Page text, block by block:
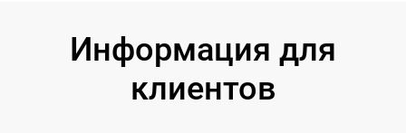
Информация для
клиентов